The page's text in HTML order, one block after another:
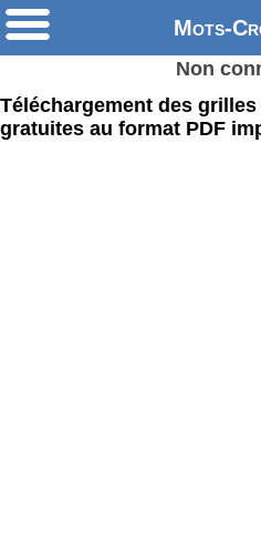
Mots-
Non
Téléchargement des
gratuites au format PDF